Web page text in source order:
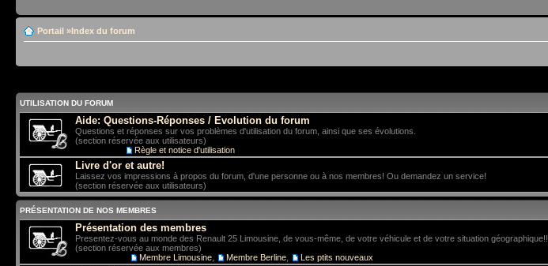
Portail »Index du forum
UTILISATION DU FORUM
Aide: Questions-Réponses / Evolution du forum
Questions et réponses sur vos problèmes d'utilisation du forum, ainsi que ses évolutions.
(section réservée aux utilisateurs)
Règle et notice d'utilisation
Livre d'or et autre!
Laissez vos impressions à propos du forum, d'une personne ou à nos membres! Ou demandez un service!
(section réservée aux utilisateurs)
PRÉSENTATION DE NOS MEMBRES
Présentation des membres
Presentez-vous au monde des Renault 25 Limousine, de vous-même, de votre véhicule et de votre situation géographique!!
(section réservée aux membres)
Membre Limousine Membre Berline Les ptits nouveaux